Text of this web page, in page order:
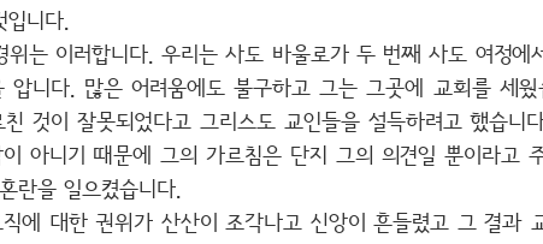
니다.
위는 이러합니다. 우리는 사도 바울로가 두 번째 사도 여정
압니다. 많은 어려움에도 불구하고 그는 그곳에 교회를 세
것이 잘못되었다고 그리스도 교인들을 설득하려고 했습
아니기 때문에 그의 가르침은 단지 그의 의견일 뿐이라고
란을 일으켰습니다.
직에 대한 권위가 산산이 조각나고 신앙이 흔들렸고 그 결과